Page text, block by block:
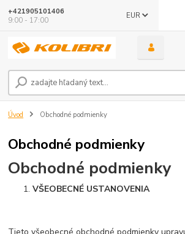
EUR
+421905101406
9:00 - 17:00
Úvod Obchodné podmienky
Obchodné podmienky
Obchodné podmienky
VŠEOBECNÉ USTANOVENIA